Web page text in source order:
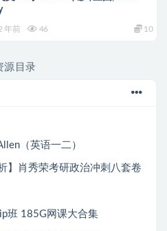
年前 46 10
源目录
（英语一二）
】肖秀荣考研政治冲刺八套卷
班 185G网课大合集